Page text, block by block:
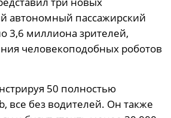
автономный пассажирский
3,6 миллиона зрителей,
человекоподобных роботов
50 полностью
все без водителей. Он также